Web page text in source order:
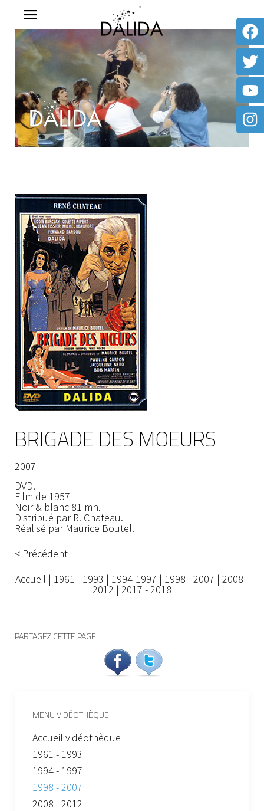
BRIGADE DES MOEURS
2007
DVD.
Film de 1957
Noir & blanc 81 mn.
Distribué par R. Chateau.
Réalisé par Maurice Boutel.
< Précédent
Accueil | 1961 - 1993 | 1994-1997 | 1998 - 2007 | 2008 -
2012 | 2017 - 2018
PARTAGEZ CETTE PAGE
MENU VIDÉOTHÈQUE
Accueil vidéothèque
1961 - 1993
1994 - 1997
1998 - 2007
2008 - 2012